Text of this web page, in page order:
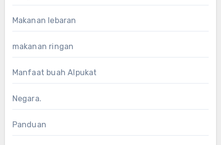
Makanan lebaran
makanan ringan
Manfaat buah Alpukat
Negara.
Panduan